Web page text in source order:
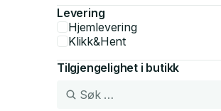
Levering
Hjemlevering
Klikk&Hent
Tilgjengelighet i butikk